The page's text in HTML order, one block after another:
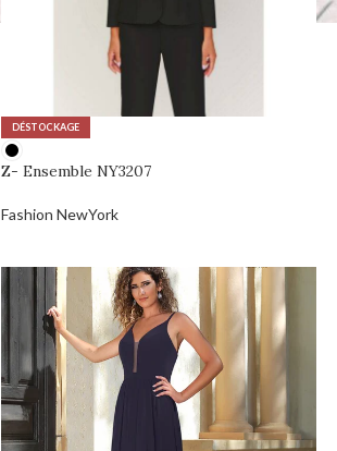
DÉSTOCKAGE
Z- Ensemble NY3207
Fashion NewYork